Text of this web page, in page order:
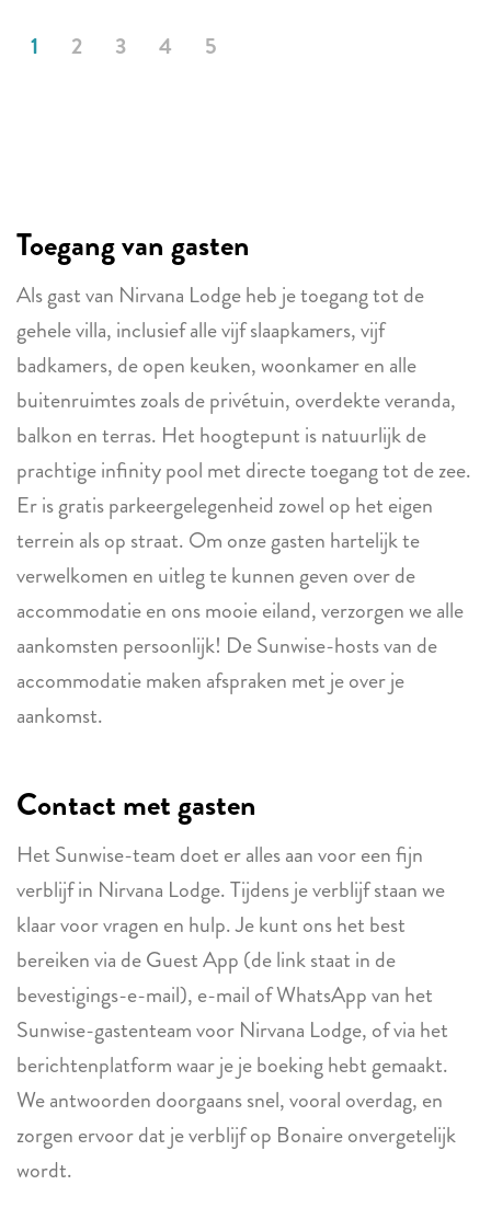
1
2 3 4 5
Toegang van gasten
Als gast van Nirvana Lodge heb je toegang tot de
gehele villa, inclusief alle vijf slaapkamers, vijf
badkamers, de open keuken, woonkamer en alle
buitenruimtes zoals de privétuin, overdekte veranda,
balkon en terras. Het hoogtepunt is natuurlijk de
prachtige infinity pool met directe toegang tot de zee.
Er is gratis parkeergelegenheid zowel op het eigen
terrein als op straat. Om onze gasten hartelijk te
verwelkomen en uitleg te kunnen geven over de
accommodatie en ons mooie eiland, verzorgen we alle
aankomsten persoonlijk! De Sunwise-hosts van de
accommodatie maken afspraken met je over je
aankomst.
Contact met gasten
Het Sunwise-team doet er alles aan voor een fijn
verblijf in Nirvana Lodge. Tijdens je verblijf staan we
klaar voor vragen en hulp. Je kunt ons het best
bereiken via de Guest App (de link staat in de
bevestigings-e-mail), e-mail of WhatsApp van het
Sunwise-gastenteam voor Nirvana Lodge, of via het
berichtenplatform waar je je boeking hebt gemaakt.
We antwoorden doorgaans snel, vooral overdag, en
zorgen ervoor dat je verblijf op Bonaire onvergetelijk
wordt.